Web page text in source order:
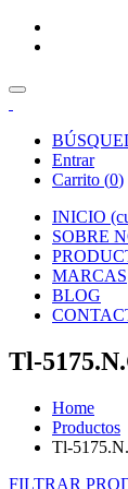
Entrar
Carrito (0)
INICIO
SOBRE
MARCAS
BLOG
Tl-
Home
Productos
Tl-
FILTRAR